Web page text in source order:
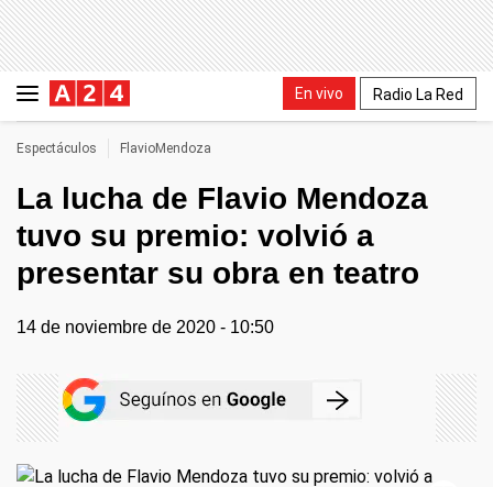
En vivo Radio La Red
Espectáculos FlavioMendoza
La lucha de Flavio Mendoza
tuvo su premio: volvió a
presentar su obra en teatro
14 de noviembre de 2020 - 10:50